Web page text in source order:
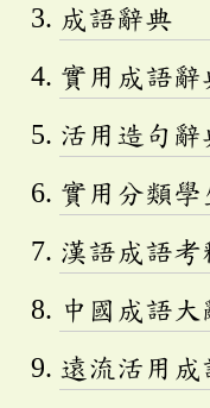
成語辭典
實用成語辭
活用造句
實用分類
漢語成語考
中國成語大
遠流活用成